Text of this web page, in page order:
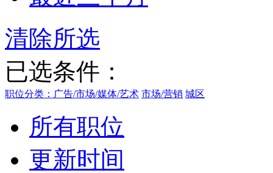
清除所选
已选条件：
职位分类：广告/市场/媒体/艺术 市场/营销 城区
所有职位
更新时间